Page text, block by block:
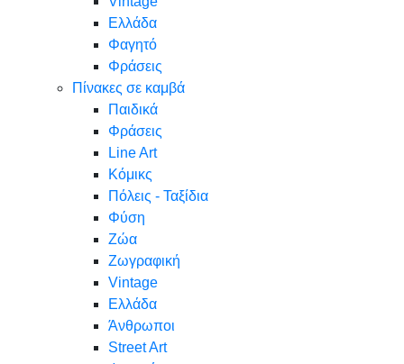
Ελλάδα
Φαγητό
Φράσεις
Πίνακες σε καμβά
Παιδικά
Φράσεις
Line Art
Κόμικς
Πόλεις - Ταξίδια
Φύση
Ζώα
Ζωγραφική
Vintage
Ελλάδα
Άνθρωποι
Street Art